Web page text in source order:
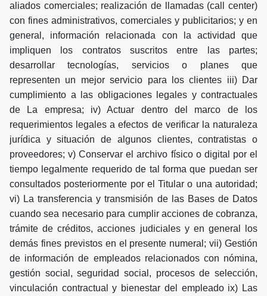
aliados comerciales; realización de llamadas (call center)
con fines administrativos, comerciales y publicitarios; y en
general, información relacionada con la actividad que
impliquen los contratos suscritos entre las partes;
desarrollar tecnologías, servicios o planes que
representen un mejor servicio para los clientes iii) Dar
cumplimiento a las obligaciones legales y contractuales
de La empresa; iv) Actuar dentro del marco de los
requerimientos legales a efectos de verificar la naturaleza
jurídica y situación de algunos clientes, contratistas o
proveedores; v) Conservar el archivo físico o digital por el
tiempo legalmente requerido de tal forma que puedan ser
consultados posteriormente por el Titular o una autoridad;
vi) La transferencia y transmisión de las Bases de Datos
cuando sea necesario para cumplir acciones de cobranza,
trámite de créditos, acciones judiciales y en general los
demás fines previstos en el presente numeral; vii) Gestión
de información de empleados relacionados con nómina,
gestión social, seguridad social, procesos de selección,
vinculación contractual y bienestar del empleado ix) Las